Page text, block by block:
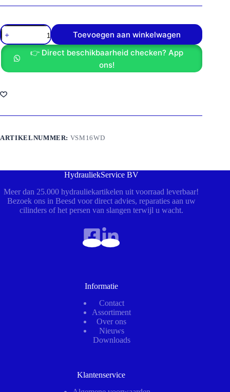
was:
is:
Afstopplug
Imbus
M16
aantal
Toevoegen aan winkelwagen
👉 Direct beschikbaarheid checken? App
ons!
ARTIKELNUMMER: VSM16WD
HydrauliekService BV
Meer dan 25.000 hydrauliekartikelen uit voorraad leverbaar!
Bezoek ons in Beesd voor direct advies, reparaties aan uw
cilinders of het persen van slangen terwijl u wacht.
Informatie
Contact
Assortiment
Over ons
Nieuws
Downloads
Klantenservice